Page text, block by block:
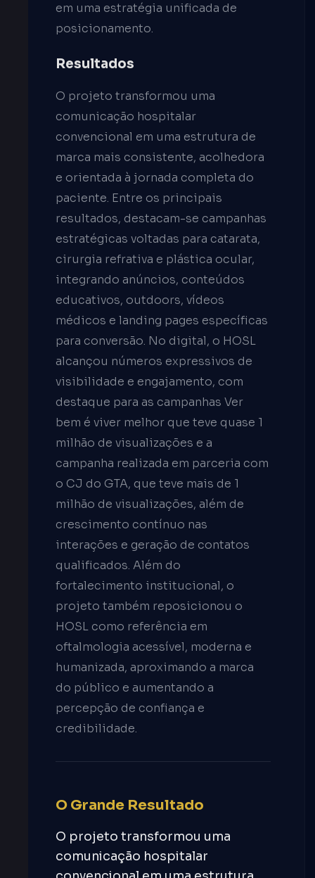
em uma estratégia unificada de
posicionamento.
Resultados
O projeto transformou uma
comunicação hospitalar
convencional em uma estrutura de
marca mais consistente, acolhedora
e orientada à jornada completa do
paciente. Entre os principais
resultados, destacam-se campanhas
estratégicas voltadas para catarata,
cirurgia refrativa e plástica ocular,
integrando anúncios, conteúdos
educativos, outdoors, vídeos
médicos e landing pages específicas
para conversão. No digital, o HOSL
alcançou números expressivos de
visibilidade e engajamento, com
destaque para as campanhas Ver
bem é viver melhor que teve quase 1
milhão de visualizações e a
campanha realizada em parceria com
o CJ do GTA, que teve mais de 1
milhão de visualizações, além de
crescimento contínuo nas
interações e geração de contatos
qualificados. Além do
fortalecimento institucional, o
projeto também reposicionou o
HOSL como referência em
oftalmologia acessível, moderna e
humanizada, aproximando a marca
do público e aumentando a
percepção de confiança e
credibilidade.
O Grande Resultado
O projeto transformou uma
comunicação hospitalar